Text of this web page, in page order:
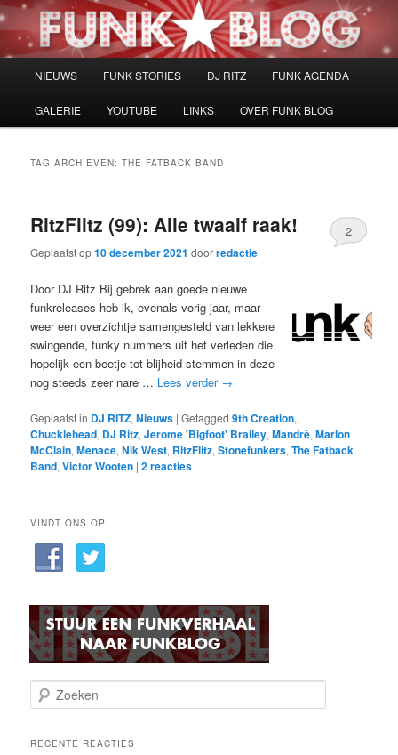
Spring
naar
Spring
naar
NIEUWS FUNK STORIES DJ RITZ FUNK AGENDA
GALERIE YOUTUBE LINKS OVER FUNK BLOG
TAG ARCHIEVEN:THE FATBACK BAND
RitzFlitz (99): Alle twaalf raak!
Geplaatst op10 december 2021 doorredactie
2
Door DJ Ritz Bij gebrek aan goede nieuwe
funkreleases heb ik, evenals vorig jaar, maar
weer een overzichtje samengesteld van lekkere
swingende, funky nummers uit het verleden die
hopelijk een beetje tot blijheid stemmen in deze
nog steeds zeer nare … Lees verder →
Geplaatst in DJ RITZ,Nieuws |Getagged 9th Creation,
Chucklehead, DJ Ritz,Jerome 'Bigfoot' Brailey,Mandré,Marlon
McClain,Menace,Nik West, RitzFlitz,Stonefunkers,The Fatback
Band,Victor Wooten |2reacties
VINDT ONS OP:
o
k
RECENTE REACTIES